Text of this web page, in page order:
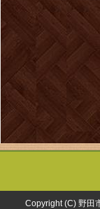
Copyright (C) 野田